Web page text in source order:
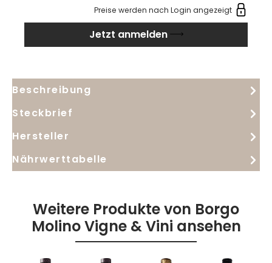
Ausgebaut im Edelstahl und mit Reife auf der
Feinhefe bleibt der Stil geradlinig und sortentypisch.
Preise werden nach Login angezeigt
Jetzt anmelden
Beschreibung
Steckbrief
Hersteller
Nährwerttabelle
Weitere Produkte von Borgo
Molino Vigne & Vini ansehen